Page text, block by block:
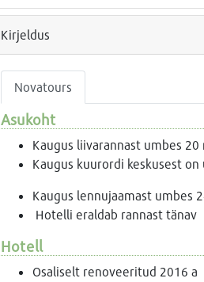
Kirjeldus
Novatours
Asukoht
Kaugus liivarannast umbes 20
Kaugus kuurordi keskusest
Kaugus lennujaamast umbes
Hotelli eraldab rannast tänav
Hotell
Osaliselt renoveeritud 2016 a